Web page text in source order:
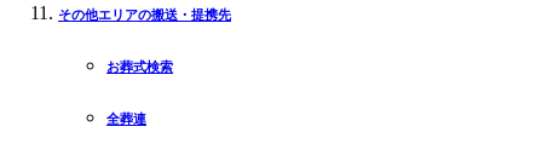
その他エリアの搬送・提携先
お葬式検索
全葬連